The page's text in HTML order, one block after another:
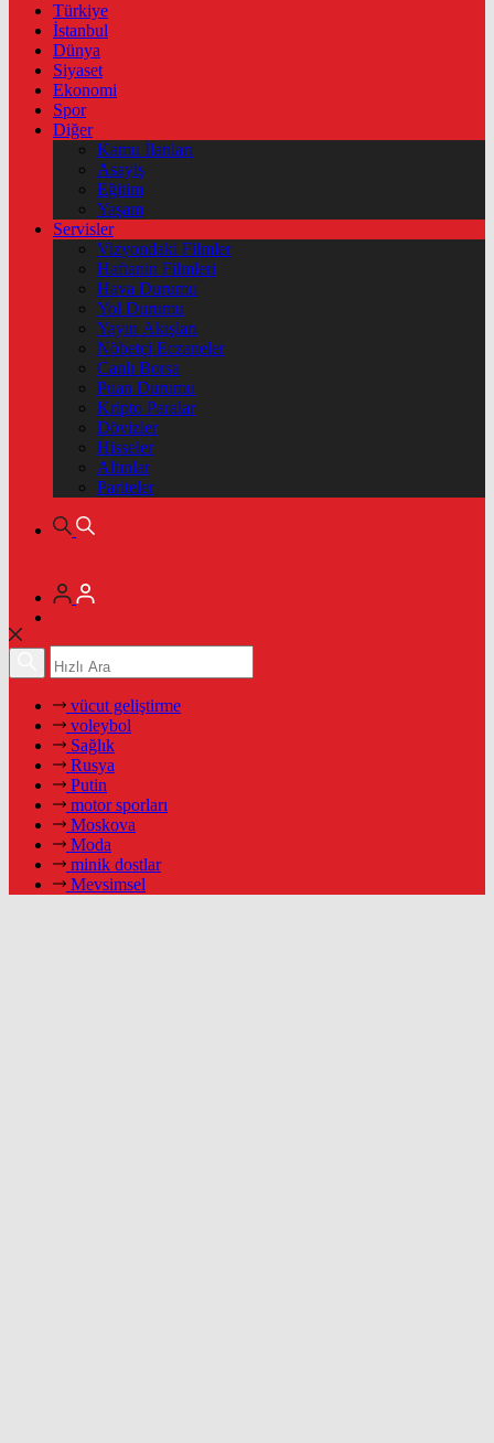
Türkiye
İstanbul
Dünya
Siyaset
Ekonomi
Spor
Diğer
Kamu İlanları
Asayiş
Eğitim
Yaşam
Servisler
Vizyondaki Filmler
Haftanin Filmleri
Hava Durumu
Yol Durumu
Yayın Akışları
Nöbetçi Eczaneler
Canlı Borsa
Puan Durumu
Kripto Paralar
Dövizler
Hisseler
Altınlar
Pariteler
vücut geliştirme
voleybol
Sağlık
Rusya
Putin
motor sporları
Moskova
Moda
minik dostlar
Mevsimsel